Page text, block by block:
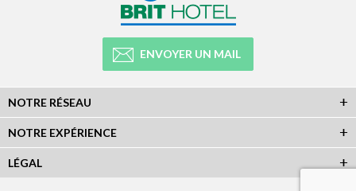
ENVOYER UN MAIL
NOTRE RÉSEAU
NOTRE EXPÉRIENCE
LÉGAL